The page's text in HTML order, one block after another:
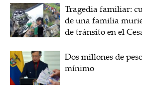
Tragedia familiar:
de una familia
de tránsito en el
Dos millones de
mínimo